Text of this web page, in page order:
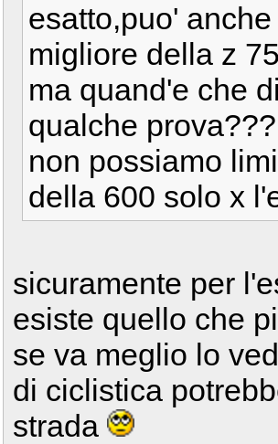
esatto,puo'
migliore della z
ma quand'e che
qualche prova???
non possiamo
della 600 solo x
sicuramente per
esiste quello che
se va meglio lo
di ciclistica
strada